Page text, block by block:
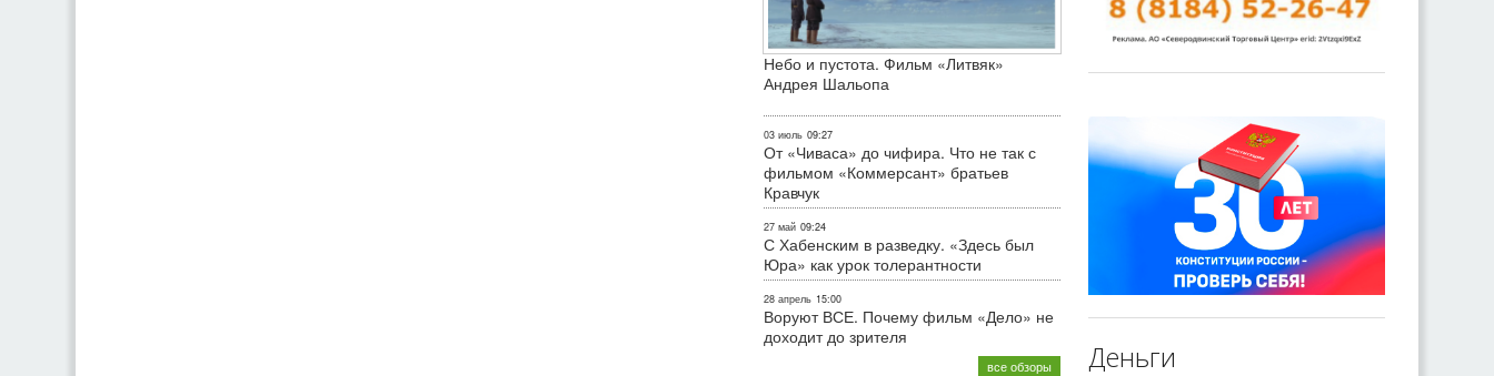
Небо и пустота. Фильм «Литвяк»
Андрея Шальопа
03 июль 09:27
От «Чиваса» до чифира. Что не так с
фильмом «Коммерсант» братьев
Кравчук
27 май 09:24
С Хабенским в разведку. «Здесь был
Юра» как урок толерантности
28 апрель 15:00
Воруют ВСЕ. Почему фильм «Дело» не
доходит до зрителя
все обзоры Деньги